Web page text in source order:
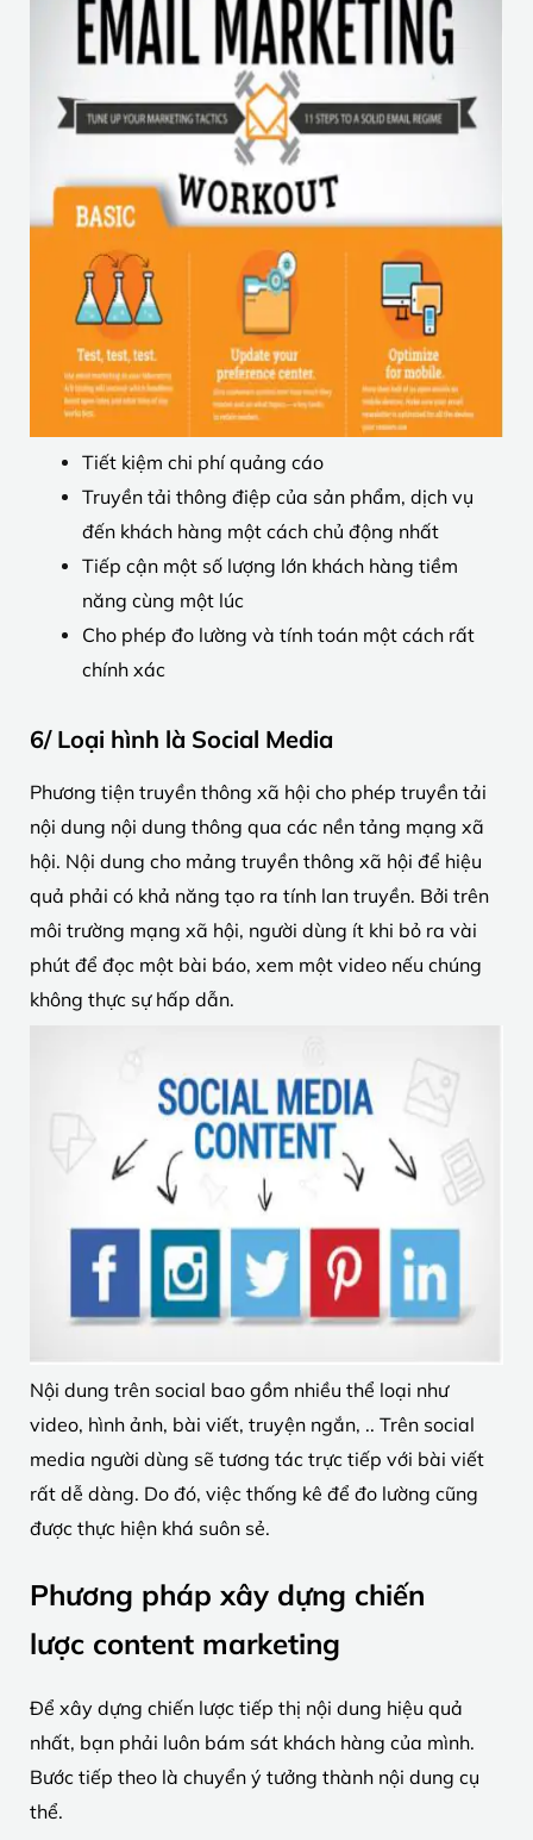
Tiết kiệm chi phí quảng cáo
Truyền tải thông điệp của sản phẩm, dịch vụ
đến khách hàng một cách chủ động nhất
Tiếp cận một số lượng lớn khách hàng tiềm
năng cùng một lúc
Cho phép đo lường và tính toán một cách rất
chính xác
6/ Loại hình là Social Media
Phương tiện truyền thông xã hội cho phép truyền tải
nội dung nội dung thông qua các nền tảng mạng xã
hội. Nội dung cho mảng truyền thông xã hội để hiệu
quả phải có khả năng tạo ra tính lan truyền. Bởi trên
môi trường mạng xã hội, người dùng ít khi bỏ ra vài
phút để đọc một bài báo, xem một video nếu chúng
không thực sự hấp dẫn.
Nội dung trên social bao gồm nhiều thể loại như
video, hình ảnh, bài viết, truyện ngắn, .. Trên social
media người dùng sẽ tương tác trực tiếp với bài viết
rất dễ dàng. Do đó, việc thống kê để đo lường cũng
được thực hiện khá suôn sẻ.
Phương pháp xây dựng chiến
lược content marketing
Để xây dựng chiến lược tiếp thị nội dung hiệu quả
nhất, bạn phải luôn bám sát khách hàng của mình.
Bước tiếp theo là chuyển ý tưởng thành nội dung cụ
thể.